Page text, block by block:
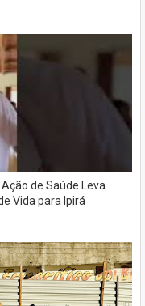
de Saúde Leva
Vida para Ipirá